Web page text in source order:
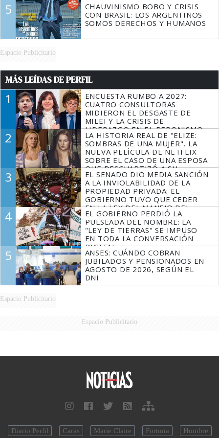
5
CHAUVINISMO BOBO Y CRISIS
CON BRASIL: LOS ARGENTINOS
SOMOS DERECHOS Y HUMANOS
Espacio Publicitario
MÁS LEÍDAS DE PERFIL
1
ENCUESTA RUMBO A 2027:
CUATRO CONSULTORAS
MIDIERON EL DESGASTE DE
MILEI Y LA CRISIS DE
LIDERAZGO EN EL PERONISMO
2
LA HISTORIA REAL DE "ELIZE:
SOMBRAS DE UNA MUJER", LA
NUEVA PELÍCULA DE NETFLIX
SOBRE EL CASO DE UNA ESPOSA
QUE DESCUARTIZÓ A SU
MARIDO
3
EL SENADO DIO MEDIA SANCIÓN
A LA INVIOLABILIDAD DE LA
PROPIEDAD PRIVADA: EL
GOBIERNO TUVO QUE CEDER
EN LA LEY DEL MANEJO DEL
FUEGO
4
EL GOBIERNO PERDIÓ LA
PULSEADA DEL NOMBRE: LA
"LEY DE TIERRAS" SE IMPUSO
EN TODA LA CONVERSACIÓN
DIGITAL
5
ANSES: CUÁNDO COBRAN
JUBILADOS Y PENSIONADOS EN
AGOSTO DE 2026, SEGÚN EL
DNI
Espacio Publicitario
Espacio Publicitario
Diario Perfil Caras Marie Claire Fortuna Hombre